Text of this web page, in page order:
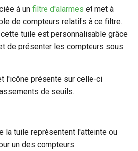
à un filtre d'alarmes et met à
de compteurs relatifs à ce filtre.
tuile est personnalisable grâce
de présenter les compteurs sous
l'icône présente sur celle-ci
de seuils.
la tuile représentent l'atteinte ou
un des compteurs.